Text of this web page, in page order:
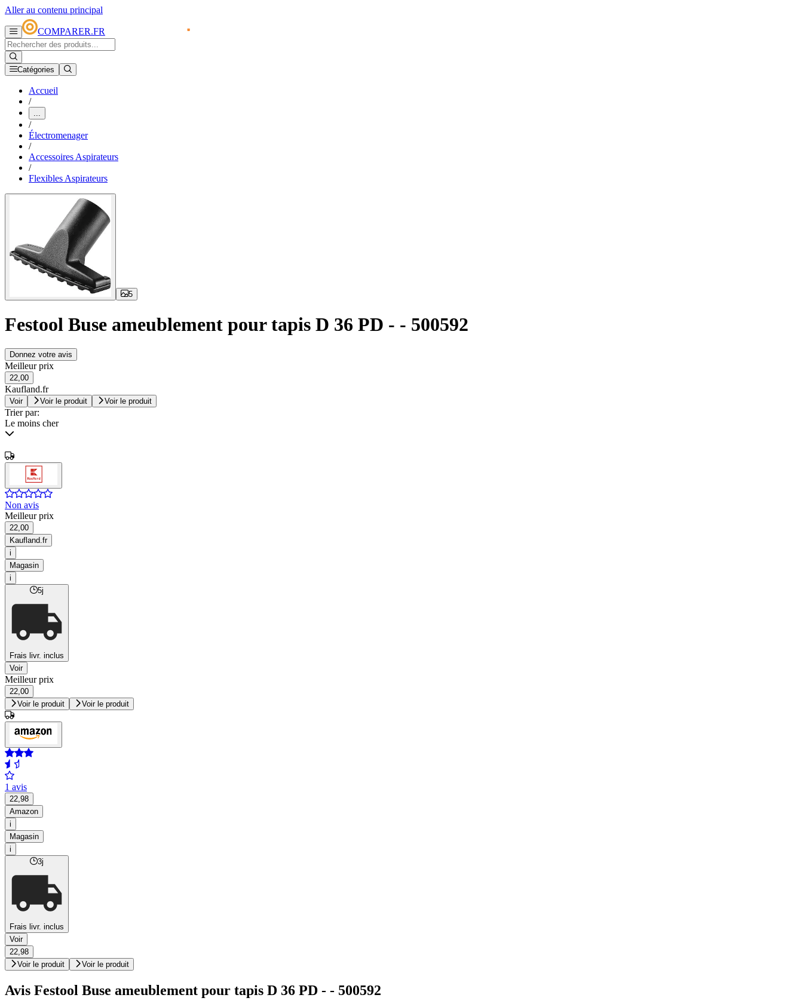
Aller au contenu principal
COMPARER.FR
Catégories
Accueil
/
...
/
Électromenager
/
Accessoires Aspirateurs
/
Flexibles Aspirateurs
5
Festool Buse ameublement pour tapis D 36 PD - - 500592
Donnez votre avis
Meilleur prix
22,00
Kaufland.fr
Voir Voir le produit Voir le produit
Trier par:
Le moins cher
Non avis
Meilleur prix
22,00
Kaufland.fr
i
Magasin
i
5j
Frais livr. inclus
Voir
Meilleur prix
22,00
Voir le produit
Voir le produit
1 avis
22,98
Amazon
i
Magasin
i
3j
Frais livr. inclus
Voir
22,98
Voir le produit
Voir le produit
Avis Festool Buse ameublement pour tapis D 36 PD - - 500592